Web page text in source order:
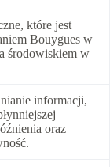
które jest
Bouygues w
środowiskiem w
informacji,
oraz